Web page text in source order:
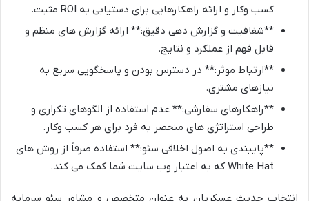
کسب وکار و ارائه راهکارهایی برای دستیابی به ROI مثبت.
**شفافیت و گزارش دهی دقیق:** ارائه گزارش های منظم و
قابل فهم از عملکرد و نتایج.
**ارتباط موثر:** در دسترس بودن و پاسخگویی سریع به
نیازهای مشتری.
**راهکارهای سفارشی:** عدم استفاده از الگوهای تکراری و
طراحی استراتژی های منحصر به فرد برای هر کسب وکار.
**پایبندی به اصول اخلاقی سئو:** استفاده صرفاً از روش های
White Hat که به اعتبار وب سایت شما کمک می کند.